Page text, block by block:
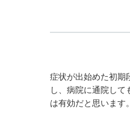
症状が出始めた初期
し、病院に通院し
は有効だと思います